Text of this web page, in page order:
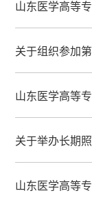
山东医学高等
关于组织参加
山东医学高等
关于举办长期
山东医学高等